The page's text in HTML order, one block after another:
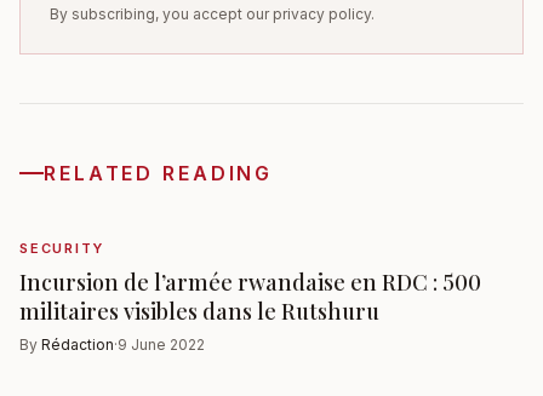
By subscribing, you accept our privacy policy.
RELATED READING
SECURITY
Incursion de l’armée rwandaise en RDC : 500
militaires visibles dans le Rutshuru
By Rédaction·9 June 2022